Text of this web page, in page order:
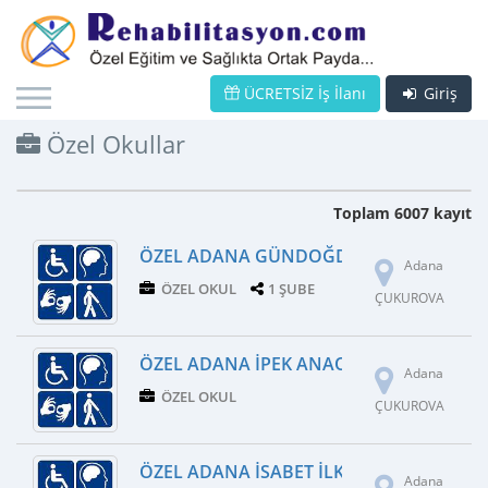
Giriş
ÜCRETSİZ İş İlanı
Özel Okullar
Toplam 6007 kayıt
ÖZEL ADANA GÜNDOĞDU ANADOLU
ÖZEL OKUL 1 ŞUBE
Adana
ÇUKUROVA
ÖZEL ADANA İPEK ANAOKULU
ÖZEL OKUL
Adana
ÇUKUROVA
ÖZEL ADANA İSABET İLKOKULU Adana